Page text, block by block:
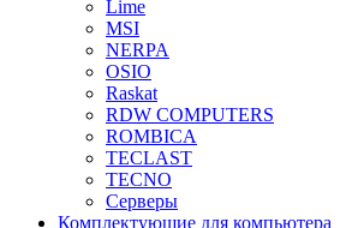
Lime
MSI
NERPA
OSIO
Raskat
RDW COMPUTERS
ROMBICA
TECLAST
TECNO
Серверы
Комплектующие для компьютера